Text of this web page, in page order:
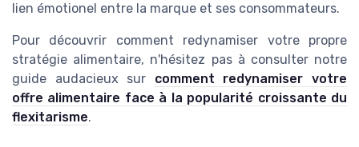
lien émotionel entre la marque et ses consommateurs.
Pour découvrir comment redynamiser votre propre
stratégie alimentaire, n'hésitez pas à consulter notre
guide audacieux sur comment redynamiser votre
offre alimentaire face à la popularité croissante du
flexitarisme.